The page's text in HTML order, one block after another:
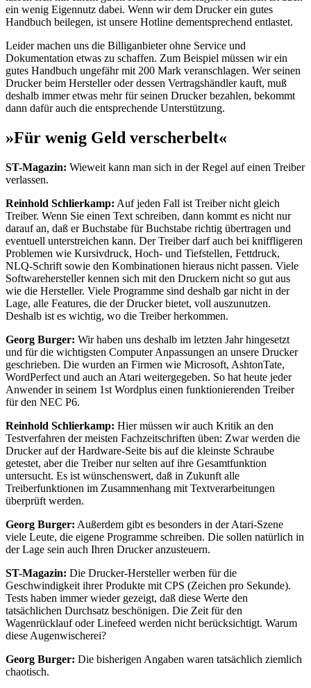
ein wenig Eigennutz dabei. Wenn wir dem Drucker ein gutes
Handbuch beilegen, ist unsere Hotline dementsprechend entlastet.
Leider machen uns die Billiganbieter ohne Service und
Dokumentation etwas zu schaffen. Zum Beispiel müssen wir ein
gutes Handbuch ungefähr mit 200 Mark veranschlagen. Wer seinen
Drucker beim Hersteller oder dessen Vertragshändler kauft, muß
deshalb immer etwas mehr für seinen Drucker bezahlen, bekommt
dann dafür auch die entsprechende Unterstützung.
»Für wenig Geld verscherbelt«
ST-Magazin: Wieweit kann man sich in der Regel auf einen Treiber
verlassen.
Reinhold Schlierkamp: Auf jeden Fall ist Treiber nicht gleich
Treiber. Wenn Sie einen Text schreiben, dann kommt es nicht nur
darauf an, daß er Buchstabe für Buchstabe richtig übertragen und
eventuell unterstreichen kann. Der Treiber darf auch bei kniffligeren
Problemen wie Kursivdruck, Hoch- und Tiefstellen, Fettdruck,
NLQ-Schrift sowie den Kombinationen hieraus nicht passen. Viele
Softwarehersteller kennen sich mit den Druckern nicht so gut aus
wie die Hersteller. Viele Programme sind deshalb gar nicht in der
Lage, alle Features, die der Drucker bietet, voll auszunutzen.
Deshalb ist es wichtig, wo die Treiber herkommen.
Georg Burger: Wir haben uns deshalb im letzten Jahr hingesetzt
und für die wichtigsten Computer Anpassungen an unsere Drucker
geschrieben. Die wurden an Firmen wie Microsoft, AshtonTate,
WordPerfect und auch an Atari weitergegeben. So hat heute jeder
Anwender in seinem 1st Wordplus einen funktionierenden Treiber
für den NEC P6.
Reinhold Schlierkamp: Hier müssen wir auch Kritik an den
Testverfahren der meisten Fachzeitschriften üben: Zwar werden die
Drucker auf der Hardware-Seite bis auf die kleinste Schraube
getestet, aber die Treiber nur selten auf ihre Gesamtfunktion
untersucht. Es ist wünschenswert, daß in Zukunft alle
Treiberfunktionen im Zusammenhang mit Textverarbeitungen
überprüft werden.
Georg Burger: Außerdem gibt es besonders in der Atari-Szene
viele Leute, die eigene Programme schreiben. Die sollen natürlich in
der Lage sein auch Ihren Drucker anzusteuern.
ST-Magazin: Die Drucker-Hersteller werben für die
Geschwindigkeit ihrer Produkte mit CPS (Zeichen pro Sekunde).
Tests haben immer wieder gezeigt, daß diese Werte den
tatsächlichen Durchsatz beschönigen. Die Zeit für den
Wagenrücklauf oder Linefeed werden nicht berücksichtigt. Warum
diese Augenwischerei?
Georg Burger: Die bisherigen Angaben waren tatsächlich ziemlich
chaotisch.